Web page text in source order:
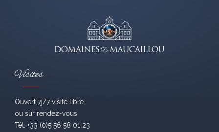
Visites
Ouvert 7j/7 visite libre
ou sur rendez-vous
Tél. +33 (0)5 56 58 01 23